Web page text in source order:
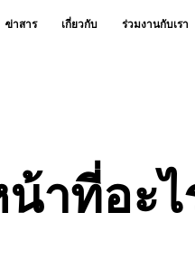
ข่าสาร เกี่ยวกับ ร่วมงานกับเรา
าที่อะไ